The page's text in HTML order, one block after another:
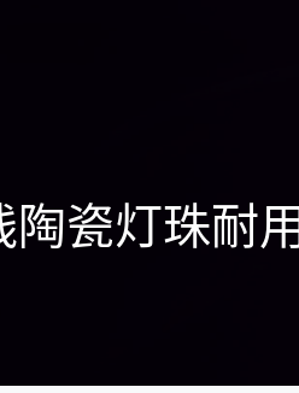
陶瓷灯珠耐